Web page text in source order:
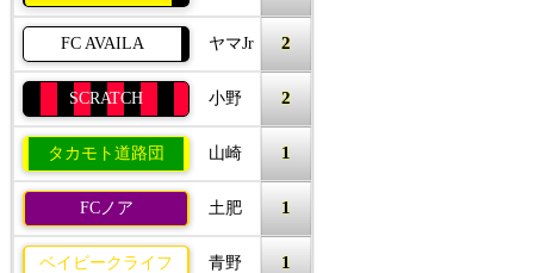
FC AVAILA ヤマJr 2
SCRATCH 小野 2
タカモト道路団 山崎 1
FCノア 土肥 1
ベイビークライフ 青野 1